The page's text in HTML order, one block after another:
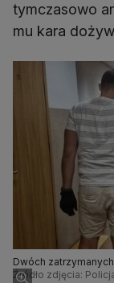
tymczasowo
mu kara
Dwóch
Źródło zdjęcia: